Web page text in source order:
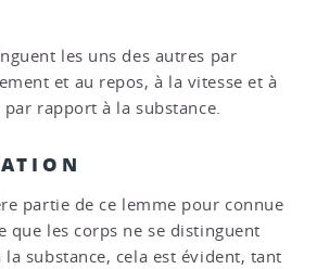
les uns des autres par
et au repos, à la vitesse et à
rapport à la substance.
partie de ce lemme pour connue
que les corps ne se distinguent
substance, cela est évident, tant